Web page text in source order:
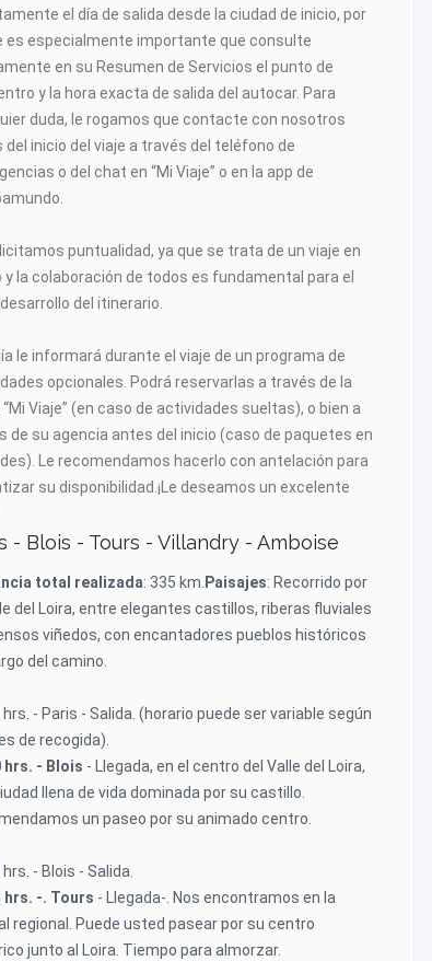
el día de salida desde la ciudad de inicio, por
es especialmente importante que consulte
en su Resumen de Servicios el punto de
y la hora exacta de salida del autocar. Para
duda, le rogamos que contacte con nosotros
del inicio del viaje a través del teléfono de
o del chat en “Mi Viaje” o en la app de
puntualidad, ya que se trata de un viaje en
y la colaboración de todos es fundamental para el
del itinerario.
le informará durante el viaje de un programa de
opcionales. Podrá reservarlas a través de la
“Mi Viaje” (en caso de actividades sueltas), o bien a
de su agencia antes del inicio (caso de paquetes en
Le recomendamos hacerlo con antelación para
su disponibilidad.¡Le deseamos un excelente
- Blois - Tours - Villandry - Amboise
total realizada: 335 km. Paisajes: Recorrido por
del Loira, entre elegantes castillos, riberas fluviales
viñedos, con encantadores pueblos históricos
del camino.
hrs. - Paris - Salida. (horario puede ser variable según
de recogida).
hrs. - Blois - Llegada, en el centro del Valle del Loira,
llena de vida dominada por su castillo.
un paseo por su animado centro.
- Blois - Salida.
hrs. -. Tours - Llegada-. Nos encontramos en la
regional. Puede usted pasear por su centro
junto al Loira. Tiempo para almorzar.